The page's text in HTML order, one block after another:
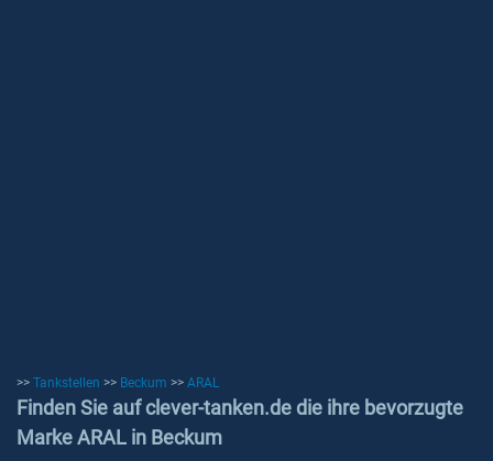
>> Tankstellen >> Beckum >> ARAL
Finden Sie auf clever-tanken.de die ihre bevorzugte
Marke ARAL in Beckum